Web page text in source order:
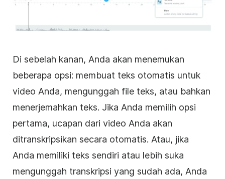
Di sebelah kanan, Anda akan menemukan
beberapa opsi: membuat teks otomatis untuk
video Anda, mengunggah file teks, atau bahkan
menerjemahkan teks. Jika Anda memilih opsi
pertama, ucapan dari video Anda akan
ditranskripsikan secara otomatis. Atau, jika
Anda memiliki teks sendiri atau lebih suka
mengunggah transkripsi yang sudah ada, Anda